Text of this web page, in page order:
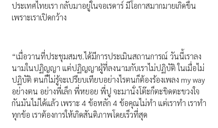
ประเทศไทยเรา กลับมาอยู่ในจอเรดาร์ มีโอกาสมากมายเกิดขึ้น
เพราะเราเปิดกว้าง
“เมื่อวานที่ประชุมสมช.ได้มีการประเมินสถานการณ์ วันนี้เราลง
นามในปฏิญญา แต่ปฏิญญาผู้ที่ลงนามกับเราไม่ปฏิบัติ ในเมื่อไม่
ปฏิบัติ ตนก็ไม่รู้จะเปรียบเทียบอย่างไรตนก็ต้องร้องเพลง my way
อย่างตน อย่างพี่เล็ก พี่หยอย พี่ปู จะมานั่งโต๊ะก็ตะขิดตะขวงใจ
กันมันไม่ได้แล้ว เพราะ 4 ข้อหลัก 4 ข้อคุณไม่ทำ แต่เราทำ เราทำ
ทุกข้อ เราต้องการให้เกิดสันติภาพโดยเร็วที่สุด